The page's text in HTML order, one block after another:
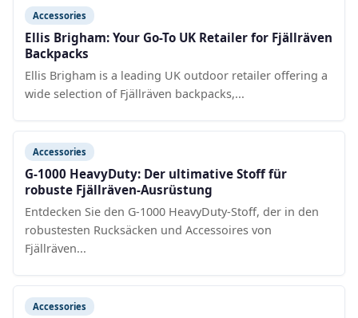
Accessories
Ellis Brigham: Your Go-To UK Retailer for Fjällräven
Backpacks
Ellis Brigham is a leading UK outdoor retailer offering a
wide selection of Fjällräven backpacks,...
Accessories
G-1000 HeavyDuty: Der ultimative Stoff für
robuste Fjällräven-Ausrüstung
Entdecken Sie den G-1000 HeavyDuty-Stoff, der in den
robustesten Rucksäcken und Accessoires von
Fjällräven...
Accessories